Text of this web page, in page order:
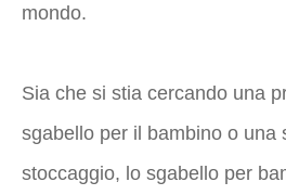
mondo.
Sia che si stia cercando una
sgabello per il bambino o una
stoccaggio, lo sgabello per